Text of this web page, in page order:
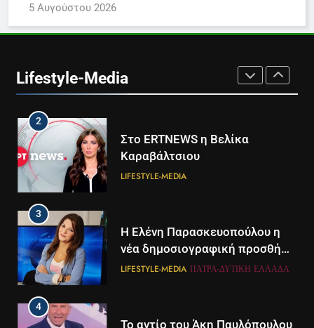
5 Αυγούστου 2026
Lifestyle-Media
1
LIFESTYLE-MEDIA
2
Στο ERTNEWS η Βελίκα
Καραβάλτσιου
LIFESTYLE-MEDIA
3
Η Ελένη Παρασκευοπούλου η
νέα δημοσιογραφική προσθήκη
του ΣΚΑΪ στην Πάτρα
LIFESTYLE-MEDIA ΠΆΤΡΑ-ΔΥΤΙΚΉ ΕΛΛΆΔΑ
4
Το αντίο του Άκη Παυλόπουλου